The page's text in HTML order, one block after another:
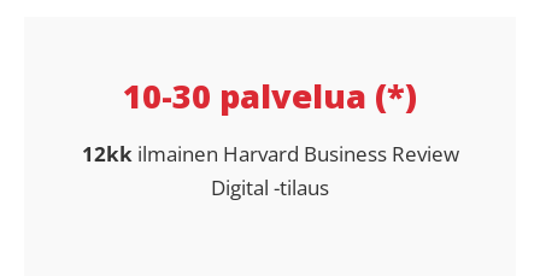
10-30 palvelua (*)
12kkilmainen Harvard Business Review
Digital -tilaus